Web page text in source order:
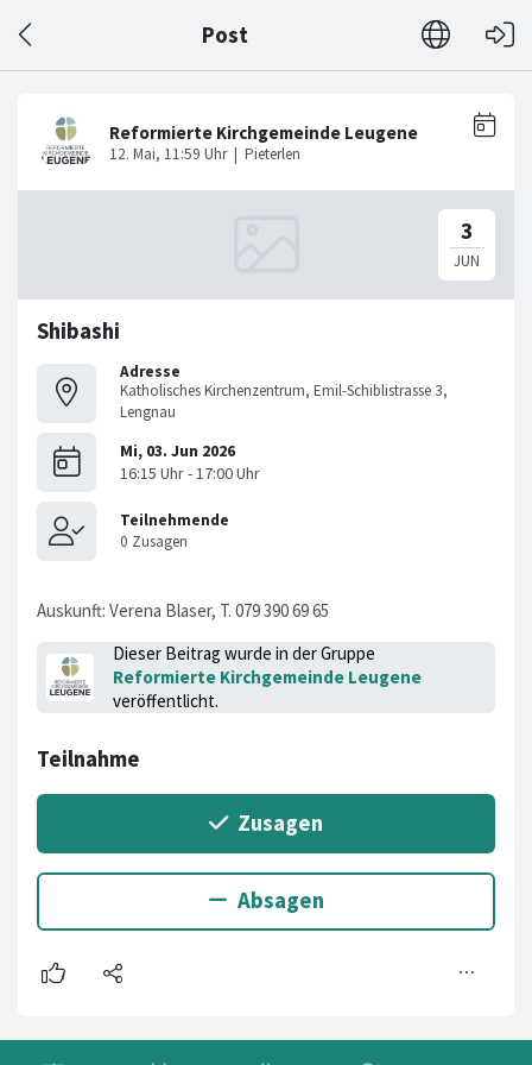
Post
Shibashi
Adresse
Katholisches Kirchenzentrum, Emil-Schiblistrasse 3,
Lengnau
Auskunft: Verena Blaser, T. 079 390 69 65
Dieser Beitrag wurde in der Gruppe
Reformierte Kirchgemeinde Leugene
veröffentlicht.